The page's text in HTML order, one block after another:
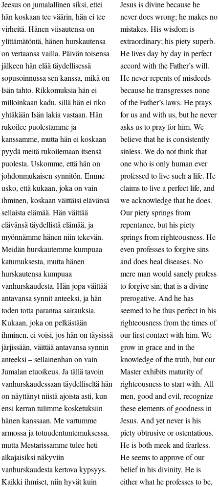
Jeesus on jumalallinen siksi, ettei
hän koskaan tee väärin, hän ei tee
virheitä. Hänen viisautensa on
ylittämätöntä, hänen hurskautensa
on vertaansa vailla. Päivän toisensa
jälkeen hän elää täydellisessä
sopusoinnussa sen kanssa, mikä on
Isän tahto. Rikkomuksia hän ei
milloinkaan kadu, sillä hän ei riko
yhtäkään Isän lakia vastaan. Hän
rukoilee puolestamme ja
kanssamme, mutta hän ei koskaan
pyydä meitä rukoilemaan itsensä
puolesta. Uskomme, että hän on
johdonmukaisen synnitön. Emme
usko, että kukaan, joka on vain
ihminen, koskaan väittäisi elävänsä
sellaista elämää. Hän väittää
elävänsä täydellistä elämää, ja
myönnämme hänen niin tekevän.
Meidän hurskautemme kumpuaa
katumuksesta, mutta hänen
hurskautensa kumpuaa
vanhurskaudesta. Hän jopa väittää
antavansa synnit anteeksi, ja hän
toden totta parantaa sairauksia.
Kukaan, joka on pelkästään
ihminen, ei voisi, jos hän on täysissä
järjissään, väittää antavansa synnin
anteeksi – sellainenhan on vain
Jumalan etuoikeus. Ja tällä tavoin
vanhurskaudessaan täydelliseltä hän
on näyttänyt niistä ajoista asti, kun
ensi kerran tulimme kosketuksiin
hänen kanssaan. Me vartumme
armossa ja totuudentuntemuksessa,
mutta Mestarissamme tulee heti
alkajaisiksi näkyviin
vanhurskaudesta kertova kypsyys.
Kaikki ihmiset, niin hyvät kuin
Jesus is divine because he
never does wrong; he makes no
mistakes. His wisdom is
extraordinary; his piety superb.
He lives day by day in perfect
accord with the Father’s will.
He never repents of misdeeds
because he transgresses none
of the Father’s laws. He prays
for us and with us, but he never
asks us to pray for him. We
believe that he is consistently
sinless. We do not think that
one who is only human ever
professed to live such a life. He
claims to live a perfect life, and
we acknowledge that he does.
Our piety springs from
repentance, but his piety
springs from righteousness. He
even professes to forgive sins
and does heal diseases. No
mere man would sanely profess
to forgive sin; that is a divine
prerogative. And he has
seemed to be thus perfect in his
righteousness from the times of
our first contact with him. We
grow in grace and in the
knowledge of the truth, but our
Master exhibits maturity of
righteousness to start with. All
men, good and evil, recognize
these elements of goodness in
Jesus. And yet never is his
piety obtrusive or ostentatious.
He is both meek and fearless.
He seems to approve of our
belief in his divinity. He is
either what he professes to be,